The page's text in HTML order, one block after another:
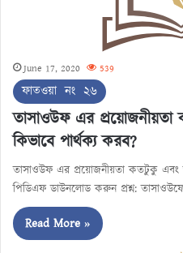
June 17, 2020 539
ফাতওয়া নং ২৬
তাসাওউফ এর
কিভাবে পার্থক্য করব?
তাসাওউফ এর প্রয়োজনীয়তা কতটুকু
পিডিএফ ডাউনলোড করুন প্রশ্ন:
Read More »